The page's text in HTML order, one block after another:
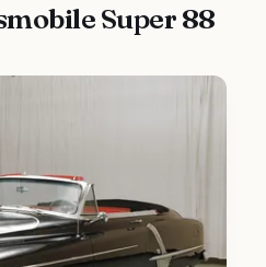
Super 88